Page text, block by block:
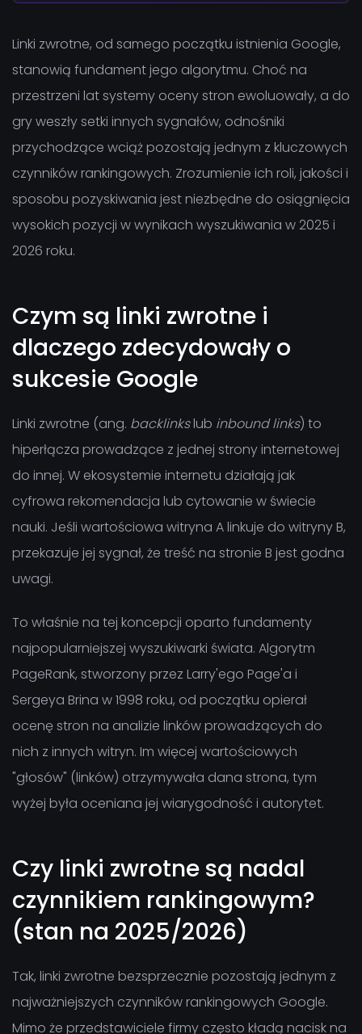
Linki zwrotne, od samego początku istnienia Google,
stanowią fundament jego algorytmu. Choć na
przestrzeni lat systemy oceny stron ewoluowały, a do
gry weszły setki innych sygnałów, odnośniki
przychodzące wciąż pozostają jednym z kluczowych
czynników rankingowych. Zrozumienie ich roli, jakości i
sposobu pozyskiwania jest niezbędne do osiągnięcia
wysokich pozycji w wynikach wyszukiwania w 2025 i
2026 roku.
Czym są linki zwrotne i
dlaczego zdecydowały o
sukcesie Google
Linki zwrotne (ang. backlinkslub inbound links) to
hiperłącza prowadzące z jednej strony internetowej
do innej. W ekosystemie internetu działają jak
cyfrowa rekomendacja lub cytowanie w świecie
nauki. Jeśli wartościowa witryna A linkuje do witryny B,
przekazuje jej sygnał, że treść na stronie B jest godna
uwagi.
To właśnie na tej koncepcji oparto fundamenty
najpopularniejszej wyszukiwarki świata. Algorytm
PageRank, stworzony przez Larry'ego Page'a i
Sergeya Brina w 1998 roku, od początku opierał
ocenę stron na analizie linków prowadzących do
nich z innych witryn. Im więcej wartościowych
"głosów" (linków) otrzymywała dana strona, tym
wyżej była oceniana jej wiarygodność i autorytet.
Czy linki zwrotne są nadal
czynnikiem rankingowym?
(stan na 2025/2026)
Tak, linki zwrotne bezsprzecznie pozostają jednym z
najważniejszych czynników rankingowych Google.
Mimo że przedstawiciele firmy często kładą nacisk na